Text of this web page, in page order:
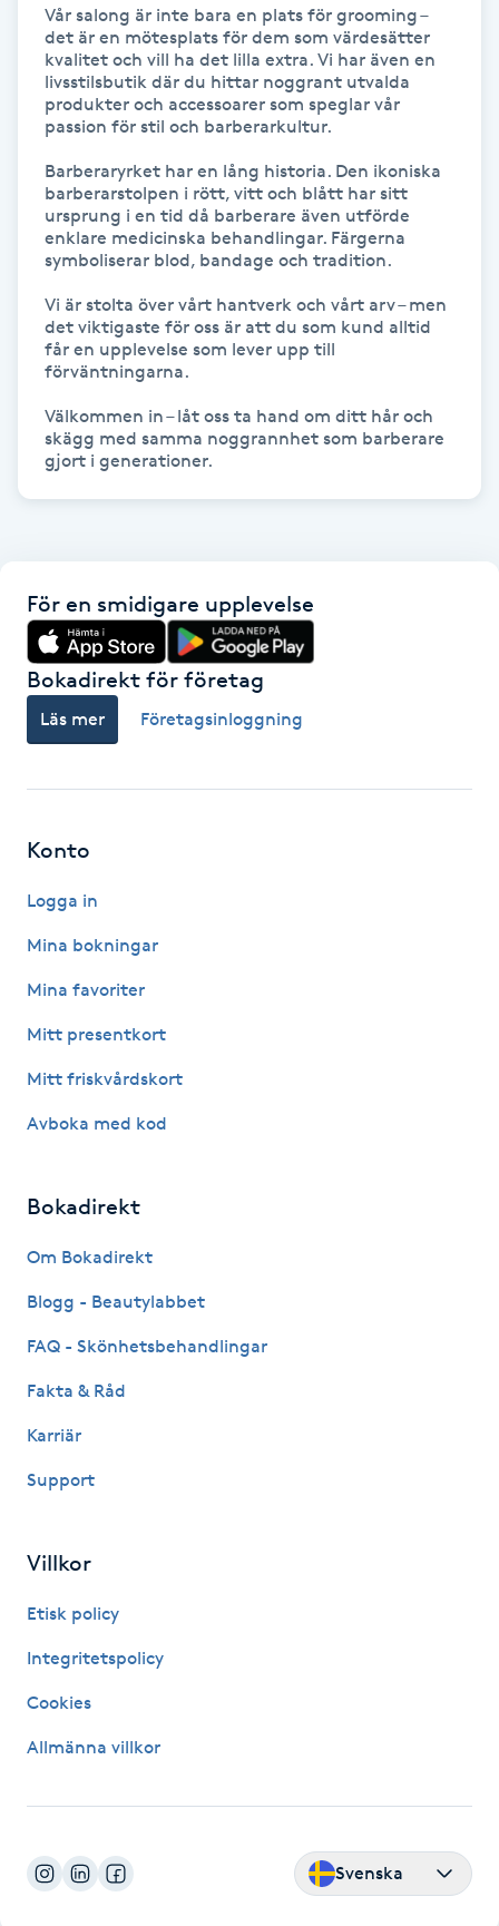
Naglar reparation
Naprapati
Navelpiercing
NBE-massage
Olaplex
Olaplexbehandling
Ombre
Ombre naglar
Optiker
Pedikyr
Pensionärklippning
Permanent hårborttagning
Personal shopper
Personlig tränare
Pigmentfläckar
Plastikkirurgi
Vår salong är inte bara en plats för grooming –
det är en mötesplats för dem som värdesätter
kvalitet och vill ha det lilla extra. Vi har även en
livsstilsbutik där du hittar noggrant utvalda
produkter och accessoarer som speglar vår
passion för stil och barberarkultur.
Barberaryrket har en lång historia. Den ikoniska
barberarstolpen i rött, vitt och blått har sitt
ursprung i en tid då barberare även utförde
enklare medicinska behandlingar. Färgerna
symboliserar blod, bandage och tradition.
Vi är stolta över vårt hantverk och vårt arv – men
det viktigaste för oss är att du som kund alltid
får en upplevelse som lever upp till
förväntningarna.
Välkommen in – låt oss ta hand om ditt hår och
skägg med samma noggrannhet som barberare
gjort i generationer.
För en smidigare upplevelse
Bokadirekt för företag
Läs mer Företagsinloggning
Konto
Logga in
Mina bokningar
Mina favoriter
Mitt presentkort
Mitt friskvårdskort
Avboka med kod
Bokadirekt
Om Bokadirekt
Blogg - Beautylabbet
FAQ - Skönhetsbehandlingar
Fakta & Råd
Karriär
Support
Villkor
Etisk policy
Integritetspolicy
Cookies
Allmänna villkor
Svenska